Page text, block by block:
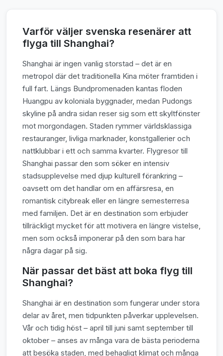
Varför väljer svenska resenärer att
flyga till Shanghai?
Shanghai är ingen vanlig storstad – det är en
metropol där det traditionella Kina möter framtiden i
full fart. Längs Bundpromenaden kantas floden
Huangpu av koloniala byggnader, medan Pudongs
skyline på andra sidan reser sig som ett skyltfönster
mot morgondagen. Staden rymmer världsklassiga
restauranger, livliga marknader, konstgallerier och
nattklubbar i ett och samma kvarter. Flygresor till
Shanghai passar den som söker en intensiv
stadsupplevelse med djup kulturell förankring –
oavsett om det handlar om en affärsresa, en
romantisk citybreak eller en längre semesterresa
med familjen. Det är en destination som erbjuder
tillräckligt mycket för att motivera en längre vistelse,
men som också imponerar på den som bara har
några dagar på sig.
När passar det bäst att boka flyg till
Shanghai?
Shanghai är en destination som fungerar under stora
delar av året, men tidpunkten påverkar upplevelsen.
Vår och tidig höst – april till juni samt september till
oktober – anses av många vara de bästa perioderna
att besöka staden, med behagligt klimat och många